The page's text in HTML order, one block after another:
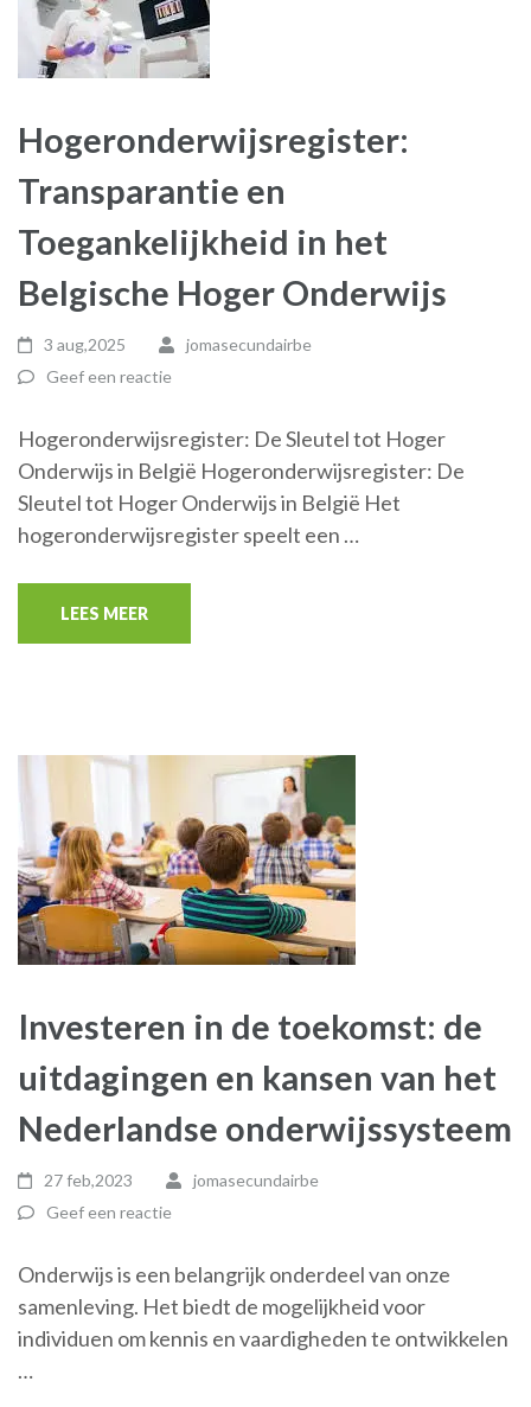
Hogeronderwijsregister:
Transparantie en
Toegankelijkheid in het
Belgische Hoger Onderwijs
3 aug,2025
jomasecundairbe
Geef een reactie
Hogeronderwijsregister: De Sleutel tot Hoger
Onderwijs in België Hogeronderwijsregister: De
Sleutel tot Hoger Onderwijs in België Het
hogeronderwijsregister speelt een …
LEES MEER
Investeren in de toekomst: de
uitdagingen en kansen van het
Nederlandse onderwijssysteem
27 feb,2023
jomasecundairbe
Geef een reactie
Onderwijs is een belangrijk onderdeel van onze
samenleving. Het biedt de mogelijkheid voor
individuen om kennis en vaardigheden te ontwikkelen
…